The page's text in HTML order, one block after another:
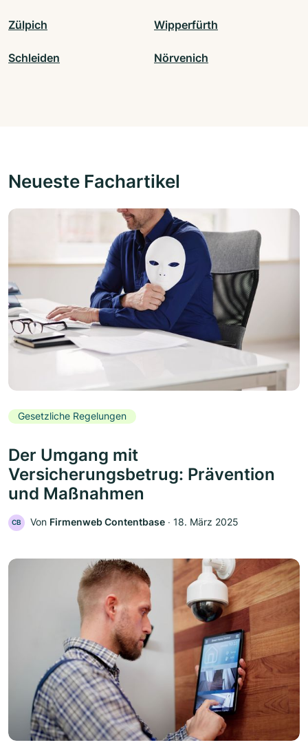
Zülpich Wipperfürth
Schleiden Nörvenich
Neueste Fachartikel
Gesetzliche Regelungen
Der Umgang mit
Versicherungsbetrug: Prävention
und Maßnahmen
CB Von Firmenweb Contentbase ‧ 18. März 2025